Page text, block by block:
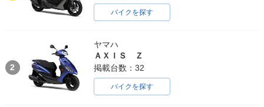
バイクを探す
2
ヤマハ
ＡＸＩＳ Ｚ
掲載台数：32
バイクを探す